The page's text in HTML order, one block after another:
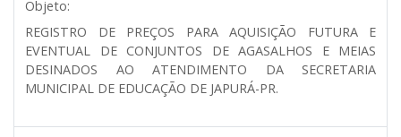
Objeto:
REGISTRO DE PREÇOS PARA AQUISIÇÃO FUTURA E
EVENTUAL DE CONJUNTOS DE AGASALHOS E MEIAS
DESINADOS AO ATENDIMENTO DA SECRETARIA
MUNICIPAL DE EDUCAÇÃO DE JAPURÁ-PR.